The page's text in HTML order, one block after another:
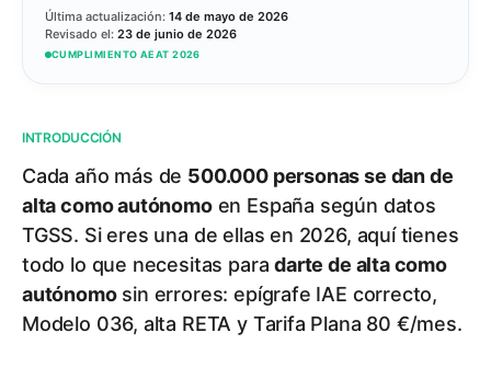
Última actualización: 14 de mayo de 2026
Revisado el: 23 de junio de 2026
CUMPLIMIENTO AEAT 2026
INTRODUCCIÓN
Cada año más de 500.000 personas se dan de
alta como autónomoen España según datos
TGSS. Si eres una de ellas en 2026, aquí tienes
todo lo que necesitas paradarte de alta como
autónomosin errores: epígrafe IAE correcto,
Modelo 036, alta RETA y Tarifa Plana 80 €/mes.